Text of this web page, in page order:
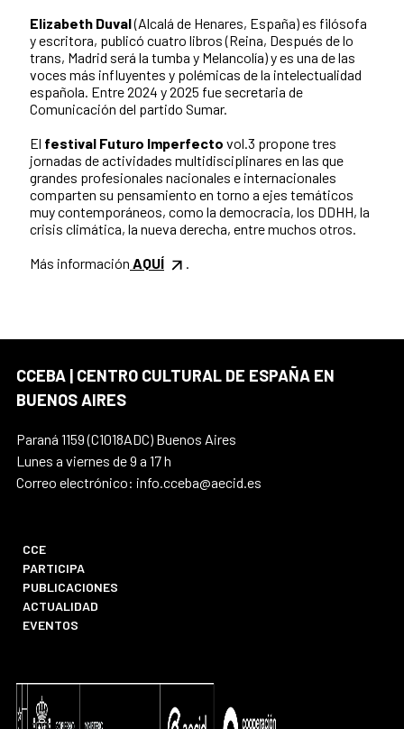
Elizabeth Duval(Alcalá de Henares, España) es filósofa
y escritora, publicó cuatro libros (Reina, Después de lo
trans, Madrid será la tumba y Melancolía) y es una de las
voces más influyentes y polémicas de la intelectualidad
española. Entre 2024 y 2025 fue secretaria de
Comunicación del partido Sumar.
El festival Futuro Imperfecto vol.3 propone tres
jornadas de actividades multidisciplinares en las que
grandes profesionales nacionales e internacionales
comparten su pensamiento en torno a ejes temáticos
muy contemporáneos, como la democracia, los DDHH, la
crisis climática, la nueva derecha, entre muchos otros.
Más información AQUÍ .
CCEBA | CENTRO CULTURAL DE ESPAÑA EN
BUENOS AIRES
Paraná 1159 (C1018ADC) Buenos Aires
Lunes a viernes de 9 a 17 h
Correo electrónico: info.cceba@aecid.es
CCE
PARTICIPA
PUBLICACIONES
ACTUALIDAD
EVENTOS